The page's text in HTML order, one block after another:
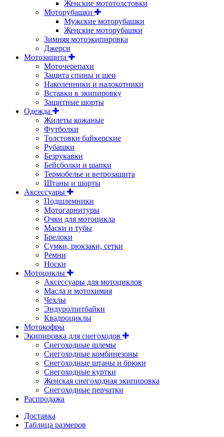
Женские мототолстовки
Моторубашки
Мужские моторубашки
Женские моторубашки
Зимняя мотоэкипировка
Джерси
Мотозащита
Моточерепахи
Защита спины и шеи
Наколенники и налокотники
Вставки в экипировку
Защитные шорты
Одежда
Жилеты кожаные
Футболки
Толстовки байкерские
Рубашки
Безрукавки
Бейсболки и шапки
Термобелье и ветрозащита
Штаны и шорты
Аксессуары
Подшлемники
Мотогарнитуры
Очки для мотоцикла
Маски и тубы
Брелоки
Сумки, рюкзаки, сетки
Ремни
Носки
Мотоциклы
Аксессуары для мотоциклов
Масла и мотохимия
Чехлы
Эндуро/питбайки
Квадроциклы
Мотокофры
Экипировка для снегоходов
Снегоходные шлемы
Снегоходные комбинезоны
Снегоходные штаны и брюки
Снегоходные куртки
Женская снегоходная экипировка
Снегоходные перчатки
Распродажа
Доставка
Таблица размеров